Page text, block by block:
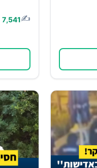
✍️
7,541